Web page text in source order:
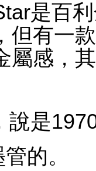
是百
但有一
屬感，
說是
的。